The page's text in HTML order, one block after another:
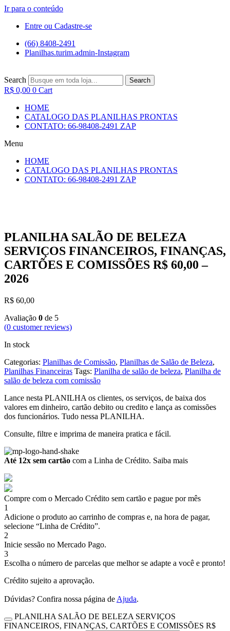
Ir para o conteúdo
Entre ou Cadastre-se
(66) 8408-2491
Planilhas.turim.admin-Instagram
Search Search
R$ 0,00 0 Cart
HOME
CATALOGO DAS PLANILHAS PRONTAS
CONTATO: 66-98408-2491 ZAP
Menu
HOME
CATALOGO DAS PLANILHAS PRONTAS
CONTATO: 66-98408-2491 ZAP
PLANILHA SALÃO DE BELEZA
SERVIÇOS FINANCEIROS, FINANÇAS,
CARTÕES E COMISSÕES R$ 60,00 –
2026
R$ 60,00
Avaliação 0 de 5
(0 customer reviews)
In stock
Categorias: Planilhas de Comissão, Planilhas de Salão de Beleza,
Planilhas Financeiras Tags: Planilha de salão de beleza, Planilha de
salão de beleza com comissão
Lance nesta PLANILHA os clientes, os serviços, de baixa dos
valores em dinheiro, cartão debito ou credito e lança as comissões
dos funcionários. Tudo nessa PLANILHA.
Consulte, filtre e imprima de maneira pratica e fácil.
Até 12x sem cartão com a Linha de Crédito. Saiba mais
Compre com o Mercado Crédito sem cartão e pague por mês
1
Adicione o produto ao carrinho de compras e, na hora de pagar,
selecione “Linha de Crédito”.
2
Inicie sessão no Mercado Pago.
3
Escolha o número de parcelas que melhor se adapte a você e pronto!
Crédito sujeito a aprovação.
Dúvidas? Confira nossa página de Ajuda.
PLANILHA SALÃO DE BELEZA SERVIÇOS
FINANCEIROS, FINANÇAS, CARTÕES E COMISSÕES R$